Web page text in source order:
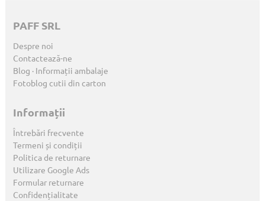
PAFF SRL
Despre noi
Contactează-ne
Blog · Informații ambalaje
Fotoblog cutii din carton
Informații
Întrebări frecvente
Termeni și condiții
Politica de returnare
Utilizare Google Ads
Formular returnare
Confidențialitate